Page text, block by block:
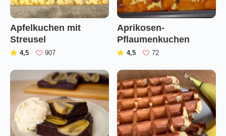
Apfelkuchen mit
Streusel
4,5 (
907
Aprikosen-
Pflaumenkuchen
4,5 (
72